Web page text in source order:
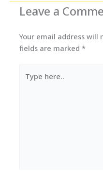
Leave a
Your email address will
fields are marked *
here..